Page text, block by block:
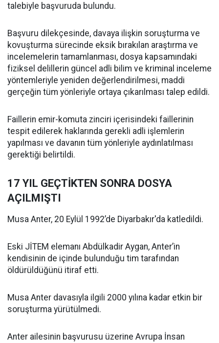
talebiyle başvuruda bulundu.
Başvuru dilekçesinde, davaya ilişkin soruşturma ve
kovuşturma sürecinde eksik bırakılan araştırma ve
incelemelerin tamamlanması, dosya kapsamındaki
fiziksel delillerin güncel adli bilim ve kriminal inceleme
yöntemleriyle yeniden değerlendirilmesi, maddi
gerçeğin tüm yönleriyle ortaya çıkarılması talep edildi.
Faillerin emir-komuta zinciri içerisindeki faillerinin
tespit edilerek haklarında gerekli adli işlemlerin
yapılması ve davanın tüm yönleriyle aydınlatılması
gerektiği belirtildi.
17 YIL GEÇTİKTEN SONRA DOSYA
AÇILMIŞTI
Musa Anter, 20 Eylül 1992’de Diyarbakır'da katledildi.
Eski JİTEM elemanı Abdülkadir Aygan, Anter’in
kendisinin de içinde bulunduğu tim tarafından
öldürüldüğünü itiraf etti.
Musa Anter davasıyla ilgili 2000 yılına kadar etkin bir
soruşturma yürütülmedi.
Anter ailesinin başvurusu üzerine Avrupa İnsan